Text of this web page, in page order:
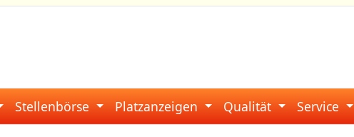
Stellenbörse Platzanzeigen Qualität Service